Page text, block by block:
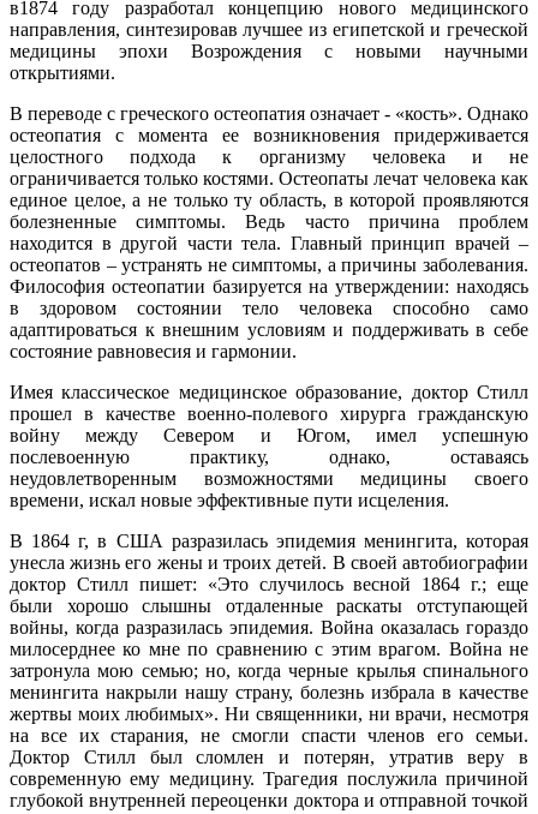
в1874 году разработал концепцию нового медицинского
направления, синтезировав лучшее из египетской и греческой
медицины эпохи Возрождения с новыми научными
открытиями.
В переводе с греческого остеопатия означает - «кость». Однако
остеопатия с момента ее возникновения придерживается
целостного подхода к организму человека и не
ограничивается только костями. Остеопаты лечат человека как
единое целое, а не только ту область, в которой проявляются
болезненные симптомы. Ведь часто причина проблем
находится в другой части тела. Главный принцип врачей –
остеопатов – устранять не симптомы, а причины заболевания.
Философия остеопатии базируется на утверждении: находясь
в здоровом состоянии тело человека способно само
адаптироваться к внешним условиям и поддерживать в себе
состояние равновесия и гармонии.
Имея классическое медицинское образование, доктор Стилл
прошел в качестве военно-полевого хирурга гражданскую
войну между Севером и Югом, имел успешную
послевоенную практику, однако, оставаясь
неудовлетворенным возможностями медицины своего
времени, искал новые эффективные пути исцеления.
В 1864 г, в США разразилась эпидемия менингита, которая
унесла жизнь его жены и троих детей. В своей автобиографии
доктор Стилл пишет: «Это случилось весной 1864 г.; еще
были хорошо слышны отдаленные раскаты отступающей
войны, когда разразилась эпидемия. Война оказалась гораздо
милосерднее ко мне по сравнению с этим врагом. Война не
затронула мою семью; но, когда черные крылья спинального
менингита накрыли нашу страну, болезнь избрала в качестве
жертвы моих любимых». Ни священники, ни врачи, несмотря
на все их старания, не смогли спасти членов его семьи.
Доктор Стилл был сломлен и потерян, утратив веру в
современную ему медицину. Трагедия послужила причиной
глубокой внутренней переоценки доктора и отправной точкой